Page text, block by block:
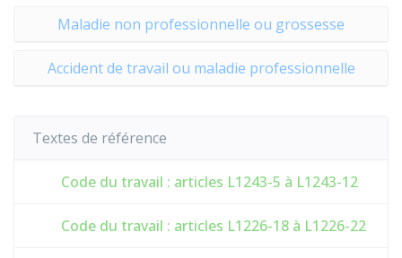
Maladie non professionnelle ou grossesse
Accident de travail ou maladie professionnelle
Textes de référence
Code du travail : articles L1243-5 à L1243-12
Code du travail : articles L1226-18 à L1226-22